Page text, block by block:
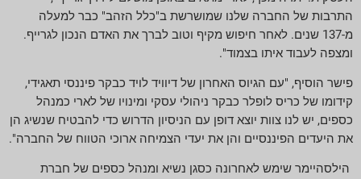
התרבות של החברה שלנו שמושרשת ב"כלל הזהב" כבר למעלה
מ-137 שנים. לאחר חיפוש מקיף וטוב לברך את האדם הנכון לגרייף.
ומצפה לעבוד איתו בצמוד".
פישר הוסיף, "עם הגיוס האחרון של דיוויד לויד כבקר פיננסי תאגידי,
קידומו של כריס לופלר כבקר ניהולי עסקי ומינויו של לארי כמנהל
כספים, יש לנו צוות יוצא דופן עם הניסיון הדרוש כדי להבטיח שנשיג הן
את היעדים הפיננסיים והן את יעדי הצמיחה ארוכי הטווח של החברה".
הילסהיימר שימש לאחרונה כסגן נשיא ומנהל כספים של חברת